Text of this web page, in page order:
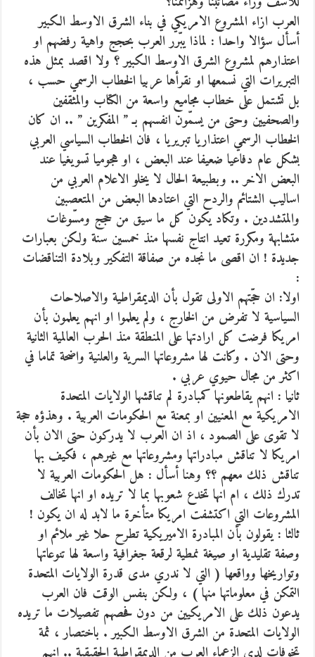
العرب ازاء المشروع الامريكي في بناء الشرق الاوسط الكبير
أسأل سؤالا واحدا : لماذا يبّرر العرب بحجج واهية رفضهم او
اعتذارهم لمشروع الشرق الاوسط الكبير ؟ ولا اقصد بمثل هذه
التبريرات التي نسمعها او نقرأها عربيا الخطاب الرسمي حسب ،
بل تشتمل على خطاب مجاميع واسعة من الكتاب والمثقفين
والصحفيين وحتى من يسمّون انفسهم بـ ” المفكرين ” .. ان كان
الخطاب الرسمي اعتذاريا تبريريا ، فان الخطاب السياسي العربي
بشكل عام دفاعيا ضعيفا عند البعض ، او هجوميا تسويغيا عند
البعض الاخر .. وبطبيعة الحال لا يخلو الاعلام العربي من
اساليب الشتائم والردح التي اعتادها البعض من المتعصبين
والمتشددين . وتكاد يكون كل ما سيق من حجج ومسّوغات
متشابهة ومكررة تعيد انتاج نفسها منذ خمسين سنة ولكن بعبارات
جديدة ! ان اقصى ما نجده من صفاقة التفكير وبلادة التناقضات
:
اولا: ان حجّتهم الاولى تقول بأن الديمقراطية والاصلاحات
السياسية لا تفرض من الخارج ، ولم يعلموا او انهم يعلمون بأن
امريكا فرضت كل ارادتها على المنطقة منذ الحرب العالمية الثانية
وحتى الان . وكانت لها مشروعاتها السرية والعلنية واضحة تماما في
اكثر من مجال حيوي عربي .
ثانيا : انهم يقاطعونها كمبادرة لم تناقشها الولايات المتحدة
الامريكية مع المعنيين او بمعنة مع الحكومات العربية . وهذؤه حجة
لا تقوى على الصمود ، اذ ان العرب لا يدركون حتى الان بأن
امريكا لا تناقش مبادراتها ومشروعاتها مع غيرهم ، فكيف بها
تناقش ذلك معهم ؟؟ وهنا أسأل : هل الحكومات العربية لا
تدرك ذلك ، ام انها تخدع شعوبها بما لا تريده او انها تخالف
المشروعات التي اكتشفت امريكا متأخرة ما لابد له ان يكون !
ثالثا : يقولون بأن المبادرة الاميريكية تطرح حلا غير ملائم او
وصفة تقليدية او صيغة نمطية لرقعة جغرافية واسعة لها تنوعاتها
وتواريخها وواقعها ( التي لا ندري مدى قدرة الولايات المتحدة
التمكن في معلوماتها منها ) ، ولكن بنفس الوقت فان العرب
يدعون ذلك على الامريكيين من دون فحصهم تفصيلات ما تريده
الولايات المتحدة من الشرق الاوسط الكبير . باختصار ، ثمة